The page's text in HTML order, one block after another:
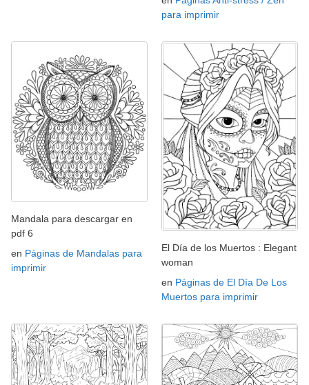
para imprimir
Mandala para descargar en
pdf 6
en Páginas de Mandalas para
imprimir
El Día de los Muertos : Elegant
woman
en Páginas de El Día De Los
Muertos para imprimir